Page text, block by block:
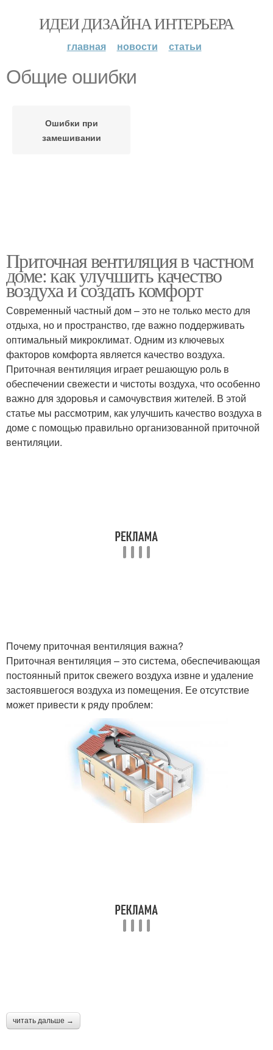
ИДЕИ ДИЗАЙНА ИНТЕРЬЕРА
главная новости статьи
Общие ошибки
Ошибки при
замешивании
Приточная вентиляция в частном
доме: как улучшить качество
воздуха и создать комфорт
Современный частный дом – это не только место для
отдыха, но и пространство, где важно поддерживать
оптимальный микроклимат. Одним из ключевых
факторов комфорта является качество воздуха.
Приточная вентиляция играет решающую роль в
обеспечении свежести и чистоты воздуха, что особенно
важно для здоровья и самочувствия жителей. В этой
статье мы рассмотрим, как улучшить качество воздуха в
доме с помощью правильно организованной приточной
вентиляции.
Почему приточная вентиляция важна?
Приточная вентиляция – это система, обеспечивающая
постоянный приток свежего воздуха извне и удаление
застоявшегося воздуха из помещения. Ее отсутствие
может привести к ряду проблем:
читать дальше →